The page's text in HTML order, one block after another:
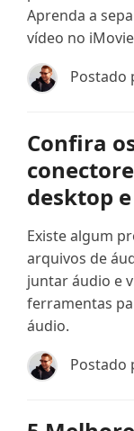
Aprenda a
vídeo no
Postado
Confira
desktop
Existe algum
arquivos de
juntar áudio e
ferramentas
áudio.
Postado